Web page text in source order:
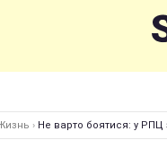
› Не варто боятися: у РПЦ